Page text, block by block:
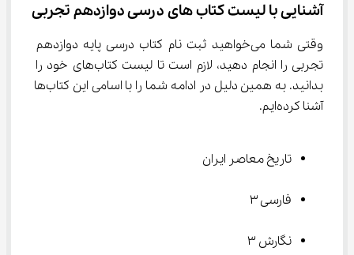
آشنایی با لیست کتاب ‌های درسی دوازدهم تجربی
وقتی شما می‌خواهید ثبت نام کتاب درسی پایه دوازدهم
تجربی را انجام دهید، لازم است تا لیست کتاب‌های خود را
بدانید. به همین دلیل در ادامه شما را با اسامی این کتاب‌ها
آشنا کرده‌ایم.
تاریخ معاصر ایران
فارسی ۳
نگارش ۳